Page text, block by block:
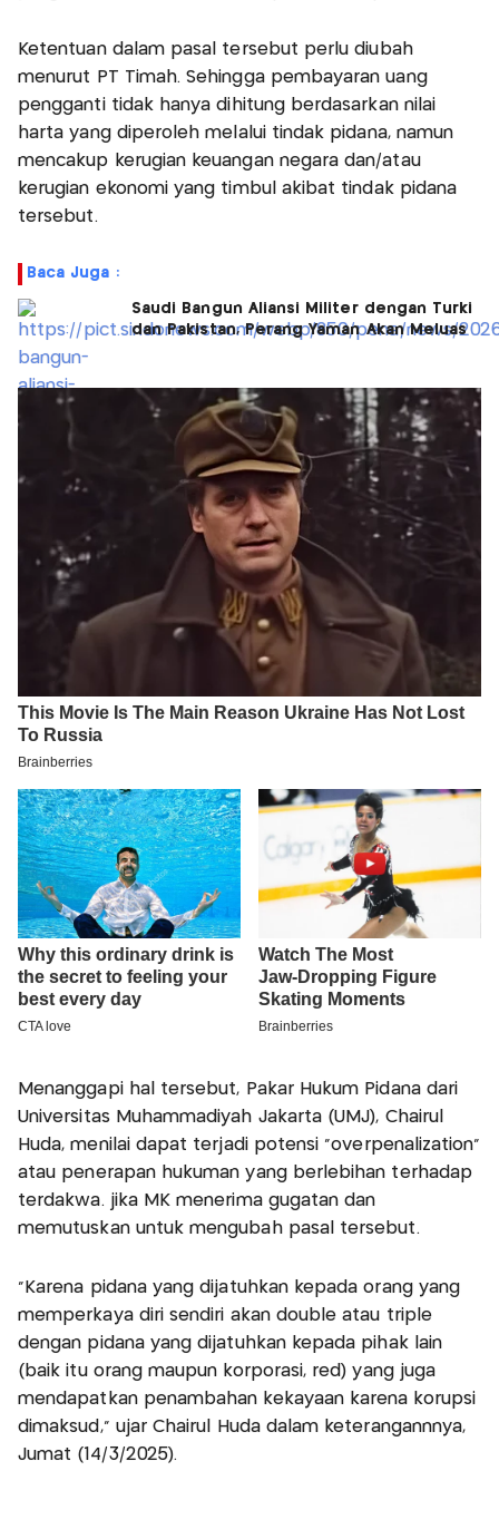
Ketentuan dalam pasal tersebut perlu diubah
menurut PT Timah. Sehingga pembayaran uang
pengganti tidak hanya dihitung berdasarkan nilai
harta yang diperoleh melalui tindak pidana, namun
mencakup kerugian keuangan negara dan/atau
kerugian ekonomi yang timbul akibat tindak pidana
tersebut.
Baca Juga :
Saudi Bangun Aliansi Militer dengan Turki
dan Pakistan, Perang Yaman Akan Meluas
Menanggapi hal tersebut, Pakar Hukum Pidana dari
Universitas Muhammadiyah Jakarta (UMJ), Chairul
Huda, menilai dapat terjadi potensi “overpenalization”
atau penerapan hukuman yang berlebihan terhadap
terdakwa. jika MK menerima gugatan dan
memutuskan untuk mengubah pasal tersebut.
"Karena pidana yang dijatuhkan kepada orang yang
memperkaya diri sendiri akan double atau triple
dengan pidana yang dijatuhkan kepada pihak lain
(baik itu orang maupun korporasi, red) yang juga
mendapatkan penambahan kekayaan karena korupsi
dimaksud,” ujar Chairul Huda dalam keterangannnya,
Jumat (14/3/2025).